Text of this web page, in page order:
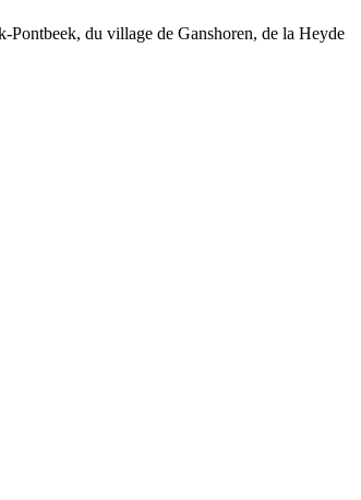
Pontbeek, du village de Ganshoren, de la Heyde